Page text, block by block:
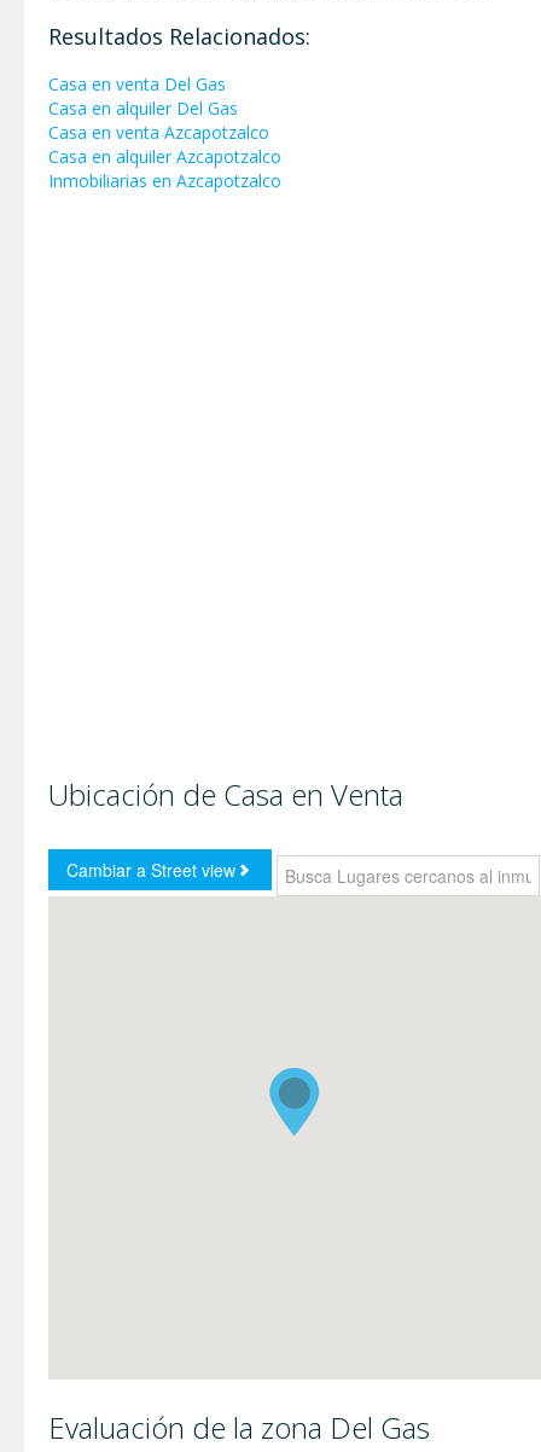
Resultados Relacionados:
Casa en venta Del Gas
Casa en alquiler Del Gas
Casa en venta Azcapotzalco
Casa en alquiler Azcapotzalco
Inmobiliarias en Azcapotzalco
Ubicación de Casa en Venta
Evaluación de la zona Del Gas